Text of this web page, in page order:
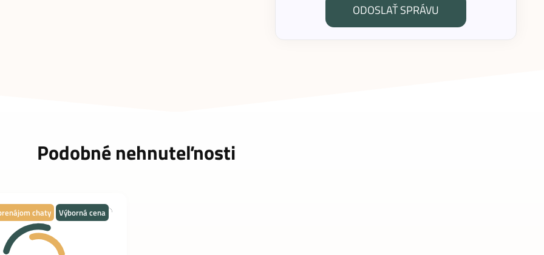
Podobné nehnuteľnosti
chaty Výborná cena